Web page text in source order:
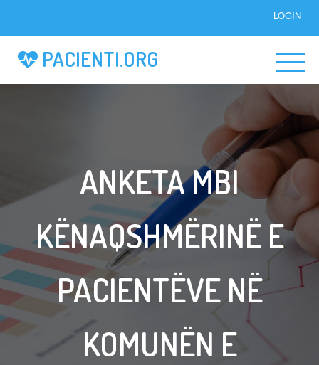
LOGIN
PACIENTI.ORG
ANKETA MBI
KËNAQSHMËRINË E
PACIENTËVE NË
KOMUNËN E